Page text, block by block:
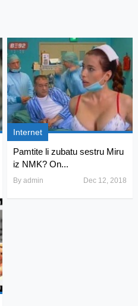
Internet
Pamtite li zubatu sestru Miru
iz NMK? On...
Byadmin Dec 12, 2018